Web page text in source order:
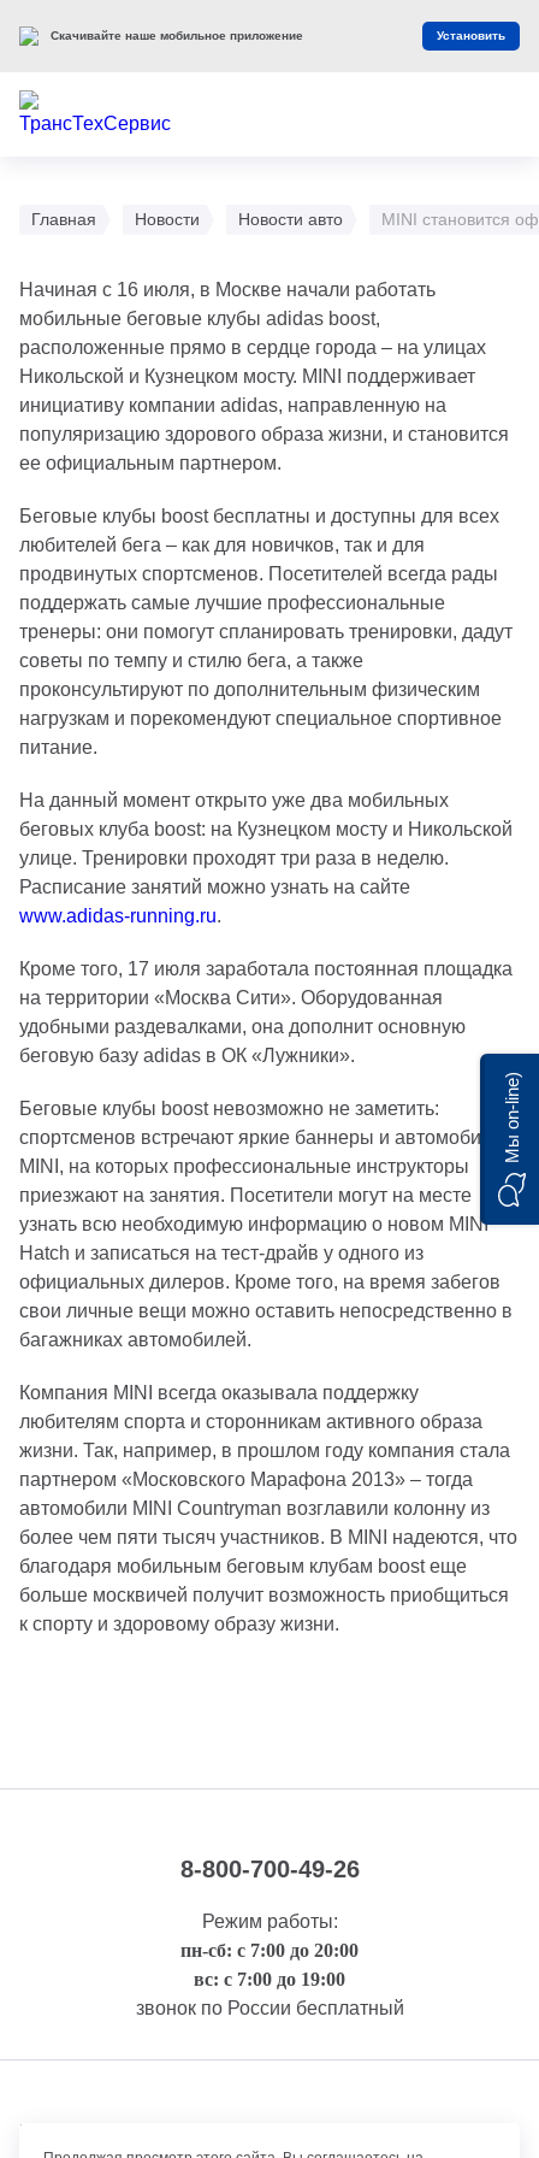
Главная Новости Новости авто MINI становится
Начиная с 16 июля, в Москве начали работать
мобильные беговые клубы adidas boost,
расположенные прямо в сердце города – на улицах
Никольской и Кузнецком мосту. MINI поддерживает
инициативу компании adidas, направленную на
популяризацию здорового образа жизни, и становится
ее официальным партнером.
Беговые клубы boost бесплатны и доступны для всех
любителей бега – как для новичков, так и для
продвинутых спортсменов. Посетителей всегда рады
поддержать самые лучшие профессиональные
тренеры: они помогут спланировать тренировки, дадут
советы по темпу и стилю бега, а также
проконсультируют по дополнительным физическим
нагрузкам и порекомендуют специальное спортивное
питание.
На данный момент открыто уже два мобильных
беговых клуба boost: на Кузнецком мосту и Никольской
улице. Тренировки проходят три раза в неделю.
Расписание занятий можно узнать на сайте
www.adidas-running.ru.
Кроме того, 17 июля заработала постоянная площадка
на территории «Москва Сити». Оборудованная
удобными раздевалками, она дополнит основную
беговую базу adidas в ОК «Лужники».
Беговые клубы boost невозможно не заметить:
спортсменов встречают яркие баннеры и автомобили
MINI, на которых профессиональные инструкторы
приезжают на занятия. Посетители могут на месте
узнать всю необходимую информацию о новом MINI
Hatch и записаться на тест-драйв у одного из
официальных дилеров. Кроме того, на время забегов
свои личные вещи можно оставить непосредственно в
багажниках автомобилей.
Компания MINI всегда оказывала поддержку
любителям спорта и сторонникам активного образа
жизни. Так, например, в прошлом году компания стала
партнером «Московского Марафона 2013» – тогда
автомобили MINI Countryman возглавили колонну из
более чем пяти тысяч участников. В MINI надеются, что
благодаря мобильным беговым клубам boost еще
больше москвичей получит возможность приобщиться
к спорту и здоровому образу жизни.
8-800-700-49-26
Режим работы:
пн-сб: с 7:00 до 20:00
вс: с 7:00 до 19:00
звонок по России бесплатный
Правовая информация
Скачивайте наше мобильное приложение Установить
Мы on-line)